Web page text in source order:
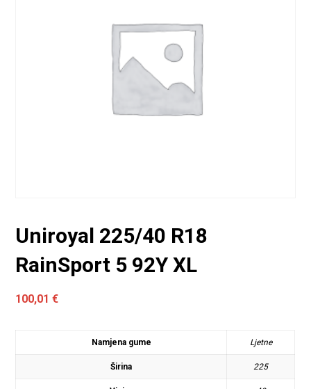
Uniroyal 225/40 R18
RainSport 5 92Y XL
100,01€
Namjena gume Ljetne
Širina 225